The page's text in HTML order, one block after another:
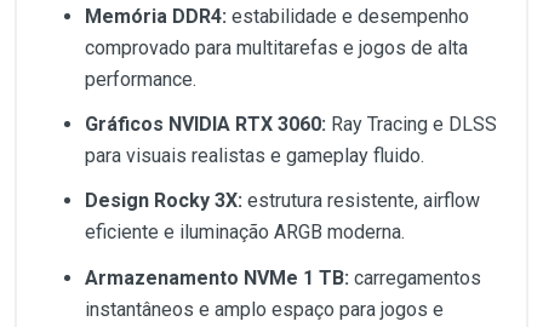
Memória DDR4: estabilidade e desempenho
comprovado para multitarefas e jogos de alta
performance.
Gráficos NVIDIA RTX 3060: Ray Tracing e DLSS
para visuais realistas e gameplay fluido.
Design Rocky 3X: estrutura resistente, airflow
eficiente e iluminação ARGB moderna.
Armazenamento NVMe 1 TB: carregamentos
instantâneos e amplo espaço para jogos e